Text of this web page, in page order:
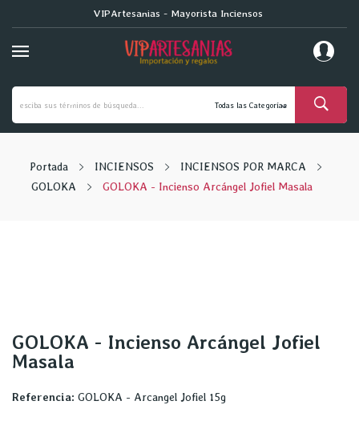
VIPArtesanias - Mayorista Inciensos
Portada INCIENSOS
INCIENSOS POR MARCA
GOLOKA
GOLOKA - Incienso Arcángel Jofiel Masala
GOLOKA - Incienso Arcángel Jofiel
Masala
Referencia: GOLOKA - Arcangel Jofiel 15g